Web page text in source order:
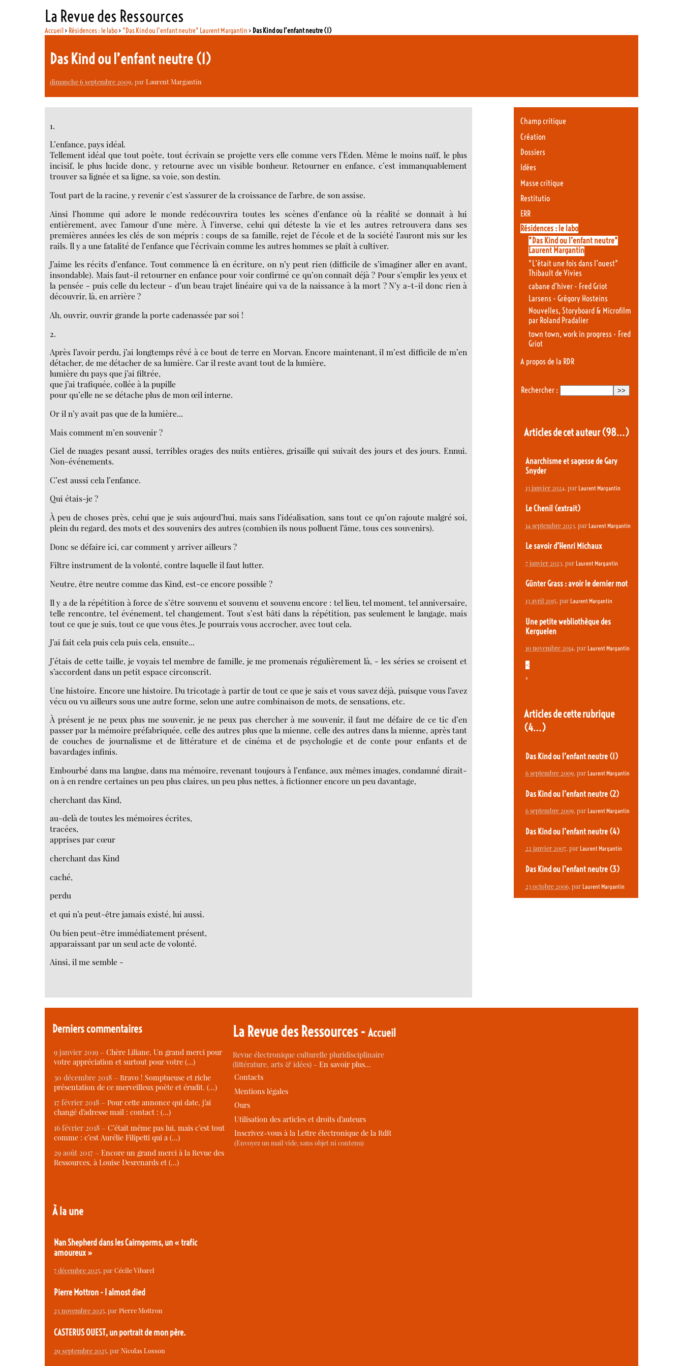
La Revue des Ressources
Accueil> Résidences : le labo> "Das Kind ou l’enfant neutre" Laurent Margantin > Das Kind ou l’enfant neutre (1)
Das Kind ou l’enfant neutre (1)
dimanche 6 septembre 2009, parLaurent Margantin
1.
L’enfance, pays idéal.
Tellement idéal que tout poète, tout écrivain se projette vers elle comme vers l’Eden. Même le moins naïf, le plus
incisif, le plus lucide donc, y retourne avec un visible bonheur. Retourner en enfance, c’est immanquablement
trouver sa lignée et sa ligne, sa voie, son destin.
Tout part de la racine, y revenir c’est s’assurer de la croissance de l’arbre, de son assise.
Ainsi l’homme qui adore le monde redécouvrira toutes les scènes d’enfance où la réalité se donnait à lui
entièrement, avec l’amour d’une mère. À l’inverse, celui qui déteste la vie et les autres retrouvera dans ses
premières années les clés de son mépris : coups de sa famille, rejet de l’école et de la société l’auront mis sur les
rails. Il y a une fatalité de l’enfance que l’écrivain comme les autres hommes se plaît à cultiver.
J’aime les récits d’enfance. Tout commence là en écriture, on n’y peut rien (difficile de s’imaginer aller en avant,
insondable). Mais faut-il retourner en enfance pour voir confirmé ce qu’on connaît déjà ? Pour s’emplir les yeux et
la pensée - puis celle du lecteur - d’un beau trajet linéaire qui va de la naissance à la mort ? N’y a-t-il donc rien à
découvrir, là, en arrière ?
Ah, ouvrir, ouvrir grande la porte cadenassée par soi !
2.
Après l’avoir perdu, j’ai longtemps rêvé à ce bout de terre en Morvan. Encore maintenant, il m’est difficile de m’en
détacher, de me détacher de sa lumière. Car il reste avant tout de la lumière,
lumière du pays que j’ai filtrée,
que j’ai trafiquée, collée à la pupille
pour qu’elle ne se détache plus de mon œil interne.
Or il n’y avait pas que de la lumière...
Mais comment m’en souvenir ?
Ciel de nuages pesant aussi, terribles orages des nuits entières, grisaille qui suivait des jours et des jours. Ennui.
Non-événements.
C’est aussi cela l’enfance.
Qui étais-je ?
À peu de choses près, celui que je suis aujourd’hui, mais sans l’idéalisation, sans tout ce qu’on rajoute malgré soi,
plein du regard, des mots et des souvenirs des autres (combien ils nous polluent l’âme, tous ces souvenirs).
Donc se défaire ici, car comment y arriver ailleurs ?
Filtre instrument de la volonté, contre laquelle il faut lutter.
Neutre, être neutre comme das Kind, est-ce encore possible ?
Il y a de la répétition à force de s’être souvenu et souvenu et souvenu encore : tel lieu, tel moment, tel anniversaire,
telle rencontre, tel événement, tel changement. Tout s’est bâti dans la répétition, pas seulement le langage, mais
tout ce que je suis, tout ce que vous êtes. Je pourrais vous accrocher, avec tout cela.
J’ai fait cela puis cela puis cela, ensuite...
J’étais de cette taille, je voyais tel membre de famille, je me promenais régulièrement là, - les séries se croisent et
s’accordent dans un petit espace circonscrit.
Une histoire. Encore une histoire. Du tricotage à partir de tout ce que je sais et vous savez déjà, puisque vous l’avez
vécu ou vu ailleurs sous une autre forme, selon une autre combinaison de mots, de sensations, etc.
À présent je ne peux plus me souvenir, je ne peux pas chercher à me souvenir, il faut me défaire de ce tic d’en
passer par la mémoire préfabriquée, celle des autres plus que la mienne, celle des autres dans la mienne, après tant
de couches de journalisme et de littérature et de cinéma et de psychologie et de conte pour enfants et de
bavardages infinis.
Embourbé dans ma langue, dans ma mémoire, revenant toujours à l’enfance, aux mêmes images, condamné dirait-
on à en rendre certaines un peu plus claires, un peu plus nettes, à fictionner encore un peu davantage,
cherchant das Kind,
au-delà de toutes les mémoires écrites,
tracées,
apprises par cœur
cherchant das Kind
caché,
perdu
et qui n’a peut-être jamais existé, lui aussi.
Ou bien peut-être immédiatement présent,
apparaissant par un seul acte de volonté.
Ainsi, il me semble -
Champ critique
Création
Dossiers
Idées
Masse critique
Restitutio
ERR
Résidences : le labo
"Das Kind ou l’enfant neutre"
Laurent Margantin
"L’était une fois dans l’ouest"
Thibault de Vivies
cabane d’hiver - Fred Griot
Larsens - Grégory Hosteins
Nouvelles, Storyboard & Microfilm
par Roland Pradalier
town town, work in progress - Fred
Griot
A propos de la RDR
Rechercher :
Articles de cet auteur(98…)
Anarchisme et sagesse de Gary
Snyder
13 janvier 2024, par Laurent Margantin
Le Chenil (extrait)
14 septembre 2023, par Laurent Margantin
Le savoir d’Henri Michaux
7 janvier 2023, par Laurent Margantin
Günter Grass : avoir le dernier mot
13 avril 2015, par Laurent Margantin
Une petite webliothèque des
Kerguelen
10 novembre 2014, par Laurent Margantin
<
>
Articles de cette rubrique
(4…)
Das Kind ou l’enfant neutre (1)
6 septembre 2009, par Laurent Margantin
Das Kind ou l’enfant neutre (2)
6 septembre 2009, par Laurent Margantin
Das Kind ou l’enfant neutre (4)
22 janvier 2007, par Laurent Margantin
Das Kind ou l’enfant neutre (3)
23 octobre 2006, par Laurent Margantin
Derniers commentaires
9 janvier 2019 – Chère Liliane, Un grand merci pour
votre appréciation et surtout pour votre (…)
30 décembre 2018 – Bravo ! Somptueuse et riche
présentation de ce merveilleux poète et érudit. (…)
17 février 2018 – Pour cette annonce qui date, j’ai
changé d’adresse mail : contact : (…)
16 février 2018 – C’était même pas lui, mais c’est tout
comme : c’est Aurélie Filipetti qui a (…)
29 août 2017 – Encore un grand merci à la Revue des
Ressources, à Louise Desrenards et (…)
À la une
Nan Shepherd dans les Cairngorms, un « trafic
amoureux »
7 décembre 2025, parCécile Vibarel
Pierre Mottron - I almost died
23 novembre 2025, parPierre Mottron
CASTERUS OUEST, un portrait de mon père.
29 septembre 2025, parNicolas Losson
La Revue des Ressources -Accueil
Revue électronique culturelle pluridisciplinaire
(littérature, arts & idées) -En savoir plus…
Contacts
Mentions légales
Ours
Utilisation des articles et droits d’auteurs
Inscrivez-vous à la Lettre électronique de la RdR
(Envoyez un mail vide, sans objet ni contenu)